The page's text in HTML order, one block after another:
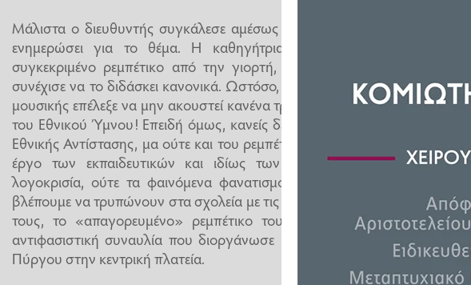
Μάλιστα ο διευθυντής συγκάλεσε αμέσως και τον Σύλλογο
ενημερώσει για το θέμα. Η καθηγήτρια μουσικής δεν δέχθηκε
συγκεκριμένο ρεμπέτικο από την γιορτή, είπε «ή όλα θα τα πούμε,
συνέχισε να το διδάσκει κανονικά. Ωστόσο, στην χθεσινή σχολική
μουσικής επέλεξε να μην ακουστεί κανένα τραγούδι στην εκδήλωση του
του Εθνικού Ύμνου! Επειδή όμως, κανείς δεν μπορεί ούτε να απαλείψει
Εθνικής Αντίστασης, μα ούτε και του ρεμπέτικου τραγουδιού, γιατί δεν
έργο των εκπαιδευτικών και ιδίως των καλλιτεχνικών μαθημάτων
λογοκρισία, ούτε τα φαινόμενα φανατισμού που μας έχουν παγώσει
βλέπουμε να τρυπώνουν στα σχολεία με τις ευλογίες των διευθυντών
τους, το «απαγορευμένο» ρεμπέτικο του Μπαγιαντέρα ερμηνεύτηκε
αντιφασιστική συναυλία που διοργάνωσε η ΕΛΜΕ Ηλείας και ο
Πύργου στην κεντρική πλατεία.